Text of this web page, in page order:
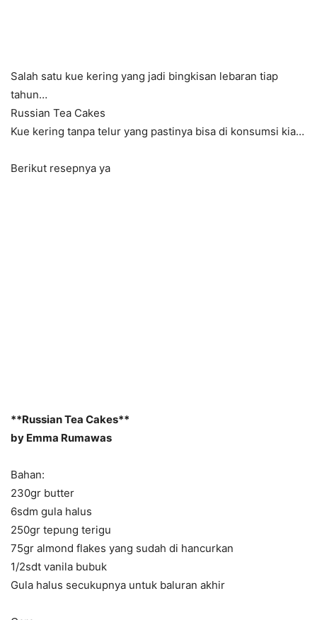
Salah satu kue kering yang jadi bingkisan lebaran tiap
tahun…
Russian Tea Cakes
Kue kering tanpa telur yang pastinya bisa di konsumsi kia…
Berikut resepnya ya
**Russian Tea Cakes**
by Emma Rumawas
Bahan:
230gr butter
6sdm gula halus
250gr tepung terigu
75gr almond flakes yang sudah di hancurkan
1/2sdt vanila bubuk
Gula halus secukupnya untuk baluran akhir